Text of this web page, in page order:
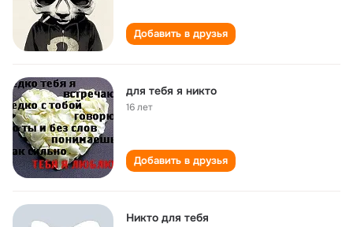
Добавить в друзья
для тебя я никто
16 лет
Добавить в друзья
Никто для тебя